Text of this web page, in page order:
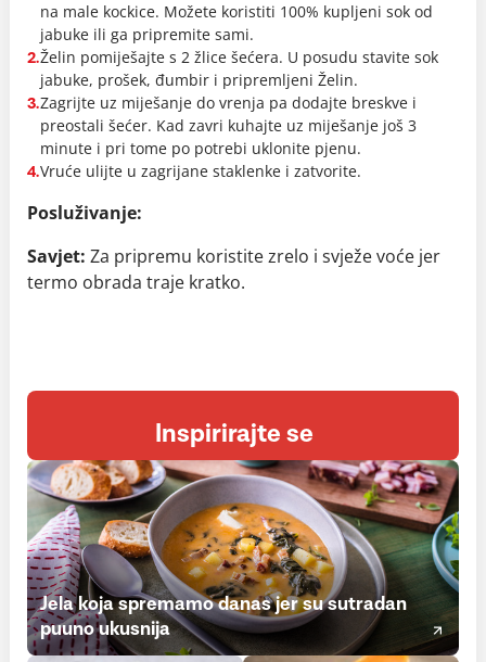
na male kockice. Možete koristiti 100% kupljeni sok od
jabuke ili ga pripremite sami.
2.Želin pomiješajte s 2 žlice šećera. U posudu stavite sok
jabuke, prošek, đumbir i pripremljeni Želin.
3.Zagrijte uz miješanje do vrenja pa dodajte breskve i
preostali šećer. Kad zavri kuhajte uz miješanje još 3
minute i pri tome po potrebi uklonite pjenu.
4.Vruće ulijte u zagrijane staklenke i zatvorite.
Posluživanje:
Savjet: Za pripremu koristite zrelo i svježe voće jer
termo obrada traje kratko.
Inspirirajte se
Jela koja spremamo danas jer su sutradan
puuno ukusnija